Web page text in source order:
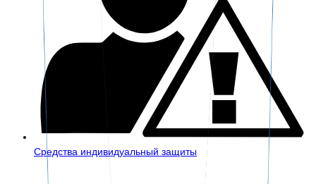
Средства индивидуальный защиты